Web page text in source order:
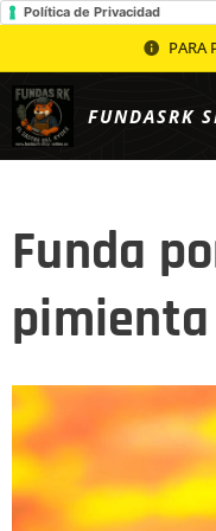
Política de Privacidad
PARA
FUNDASRK
Funda
pimienta